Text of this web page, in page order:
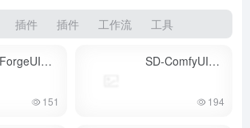
插件 插件 工作流 工具
SD-ForgeUI安装包
151
SD-ComfyUI【官方原生包】
194